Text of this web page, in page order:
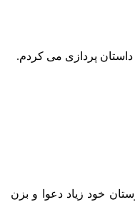
پردازی می کردم.
خود زیاد دعوا و بزن